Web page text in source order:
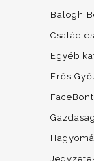
Balogh
Család
Egyéb
Erős
Gazdaság